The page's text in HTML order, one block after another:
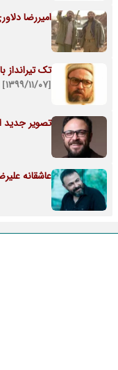
امیررضا
تک تیرانداز
[۱۳۹۹/۱۱/۰۷]
تصویر جدید
عاشقانه